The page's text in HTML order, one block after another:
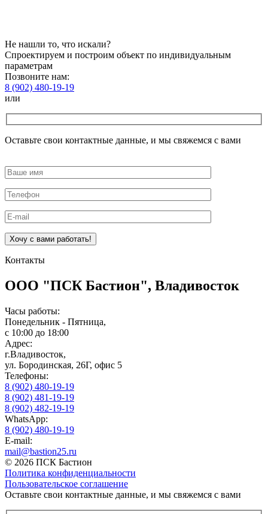
Не нашли то, что искали?
Спроектируем и построим объект по индивидуальным
параметрам
Позвоните нам:
8 (902) 480-19-19
или
Оставьте свои контактные данные, и мы свяжемся с вами
это
пустым.
Контакты
ООО "ПСК Бастион", Владивосток
Часы работы:
Понедельник - Пятница,
с 10:00 до 18:00
Адрес:
г.Владивосток,
ул. Бородинская, 26Г, офис 5
Телефоны:
8 (902) 480-19-19
8 (902) 481-19-19
8 (902) 482-19-19
WhatsApp:
8 (902) 480-19-19
E-mail:
mail@bastion25.ru
© 2026 ПСК Бастион
Политика конфиденциальности
Пользовательское соглашение
Оставьте свои контактные данные, и мы свяжемся с вами